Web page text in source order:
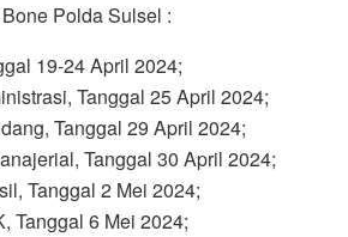
Polda Sulsel :
19-24 April 2024;
Tanggal 25 April 2024;
Tanggal 29 April 2024;
Tanggal 30 April 2024;
Tanggal 2 Mei 2024;
Tanggal 6 Mei 2024;